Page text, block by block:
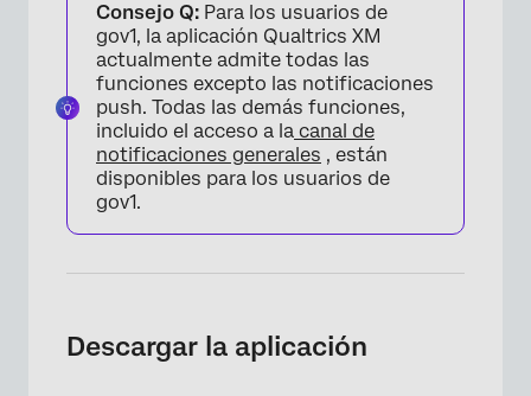
Consejo Q: Para los usuarios de
gov1, la aplicación Qualtrics XM
actualmente admite todas las
funciones excepto las notificaciones
push. Todas las demás funciones,
incluido el acceso a la canal de
notificaciones generales , están
disponibles para los usuarios de
gov1.
Descargar la aplicación